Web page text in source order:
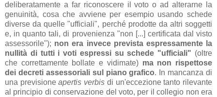
deliberatamente a far riconoscere il voto o ad alterarne la
genuinità, cosa che avviene per esempio usando schede
diverse da quelle "ufficiali", perché prodotte da altri soggetti
e, in quanto tali, di provenienza "non [...] certificata dal visto
assessorile"); non era invece prevista espressamente la
nullità di tutti i voti espressi su schede "ufficiali" (oltre
che correttamente bollate e vidimate) ma non rispettose
dei decreti assessoriali sul piano grafico. In mancanza di
una previsioneapertis verbis di un'eccezione tanto rilevante
al principio di conservazione del voto, per il collegio non era